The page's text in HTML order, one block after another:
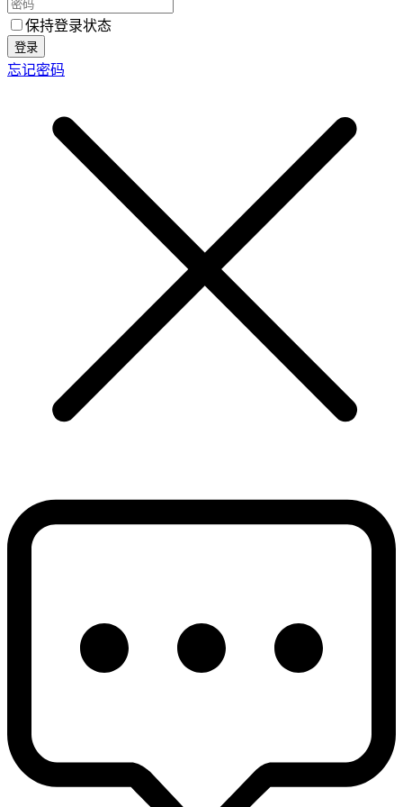
保持登录状态
登录
忘记密码